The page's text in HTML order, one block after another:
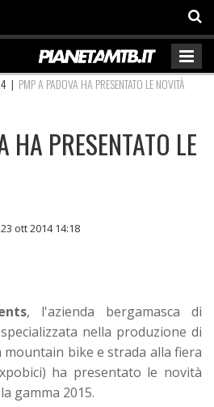
| PMP A PADOVA HA PRESENTATO LE NOVITÀ
HA PRESENTATO LE
ott 2014 14:18
, l'azienda bergamasca di
nella produzione di
bike e strada alla fiera
ha presentato le novità
gamma 2015.